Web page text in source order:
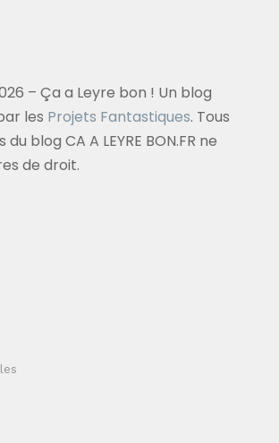
– Ça a Leyre bon ! Un blog
les Projets Fantastiques. Tous
blog CA A LEYRE BON.FR ne
de droit.